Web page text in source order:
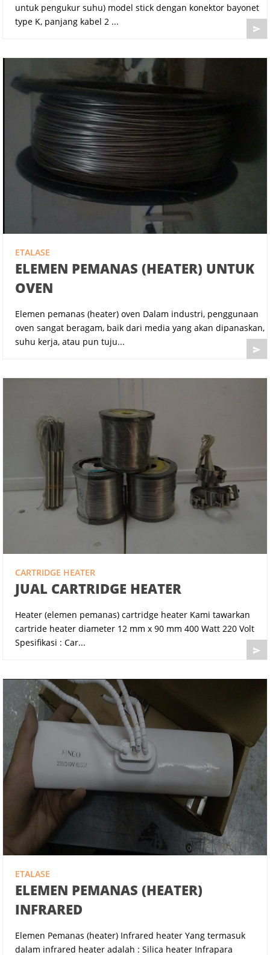
untuk pengukur suhu) model stick dengan konektor bayonet
type K, panjang kabel 2 ...

ETALASE
ELEMEN PEMANAS (HEATER) UNTUK
OVEN
Elemen pemanas (heater) oven Dalam industri, penggunaan
oven sangat beragam, baik dari media yang akan dipanaskan,
suhu kerja, atau pun tuju...

CARTRIDGE HEATER
JUAL CARTRIDGE HEATER
Heater (elemen pemanas) cartridge heater Kami tawarkan
cartride heater diameter 12 mm x 90 mm 400 Watt 220 Volt
Spesifikasi : Car...

ETALASE
ELEMEN PEMANAS (HEATER)
INFRARED
Elemen Pemanas (heater) Infrared heater Yang termasuk
dalam infrared heater adalah : Silica heater Infrapara